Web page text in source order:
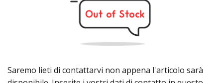
Saremo lieti di contattarvi non appena l'articolo sarà